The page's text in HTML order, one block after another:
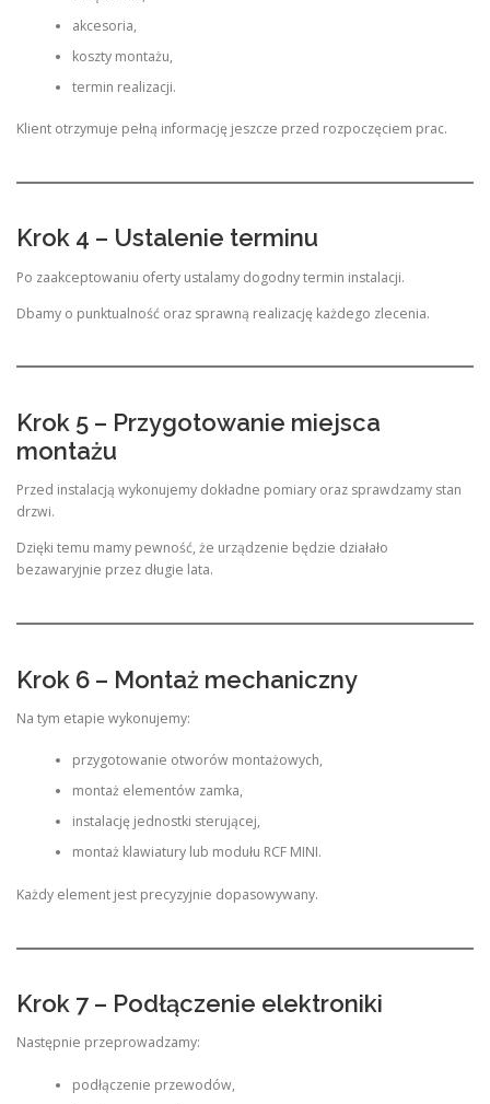
akcesoria,
koszty montażu,
termin realizacji.
Klient otrzymuje pełną informację jeszcze przed rozpoczęciem prac.
Krok 4 – Ustalenie terminu
Po zaakceptowaniu oferty ustalamy dogodny termin instalacji.
Dbamy o punktualność oraz sprawną realizację każdego zlecenia.
Krok 5 – Przygotowanie miejsca
montażu
Przed instalacją wykonujemy dokładne pomiary oraz sprawdzamy stan
drzwi.
Dzięki temu mamy pewność, że urządzenie będzie działało
bezawaryjnie przez długie lata.
Krok 6 – Montaż mechaniczny
Na tym etapie wykonujemy:
przygotowanie otworów montażowych,
montaż elementów zamka,
instalację jednostki sterującej,
montaż klawiatury lub modułu RCF MINI.
Każdy element jest precyzyjnie dopasowywany.
Krok 7 – Podłączenie elektroniki
Następnie przeprowadzamy:
podłączenie przewodów,